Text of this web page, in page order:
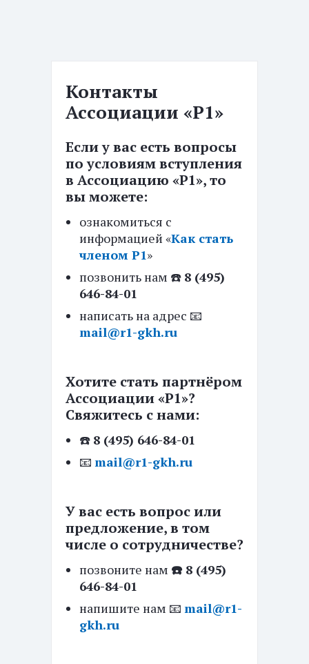
Контакты
Ассоциации «Р1»
Если у вас есть вопросы
по условиям вступления
в Ассоциацию «Р1», то
вы можете:
ознакомиться с
информацией «Как стать
членом Р1»
позвонить нам ☎️ 8 (495)
646-84-01
написать на адрес 📧
mail@r1-gkh.ru
Хотите стать партнёром
Ассоциации «Р1»?
Свяжитесь с нами:
☎️ 8 (495) 646-84-01
📧 mail@r1-gkh.ru
У вас есть вопрос или
предложение, в том
числе о сотрудничестве?
позвоните нам ☎️ 8 (495)
646-84-01
напишите нам 📧 mail@r1-
gkh.ru